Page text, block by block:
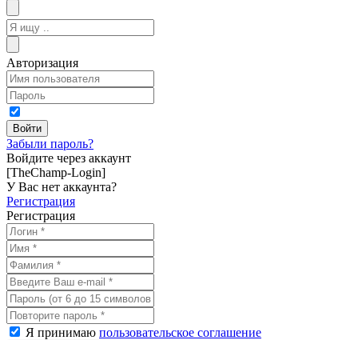
Авторизация
Забыли пароль?
Войдите через аккаунт
[TheChamp-Login]
У Вас нет аккаунта?
Регистрация
Регистрация
Я принимаю пользовательское соглашение